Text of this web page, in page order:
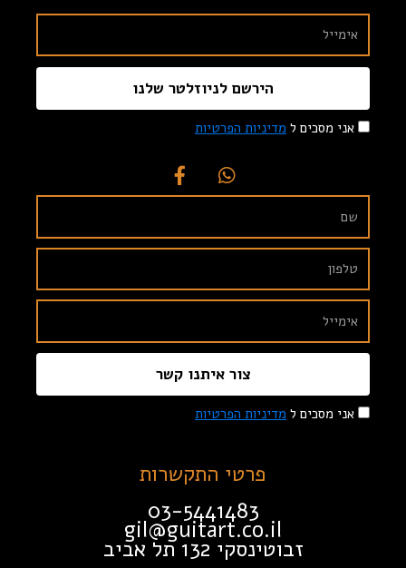
אני מסכים ל מדיניות הפרטיות
הירשם לניוזלטר שלנו
אני מסכים ל מדיניות הפרטיות
צור איתנו קשר
פרטי התקשרות
03-5441483
gil@guitart.co.il
זבוטינסקי 132 תל אביב